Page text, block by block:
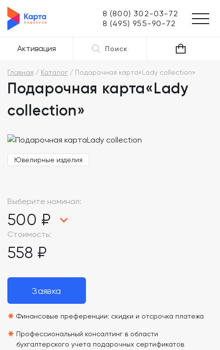
8 (800) 302-03-72
8 (495) 955-90-72
Активация Поиск
Главная Каталог Подарочная карта«Lady collection»
Подарочная карта«Lady
collection»
Ювелирные изделия
Выберите номинал:
500 ₽
Стоимость:
558 ₽
Заявка
* Финансовые преференции: скидки и отсрочка платежа
* Профессиональный консалтинг в области
бухгалтерского учета подарочных сертификатов